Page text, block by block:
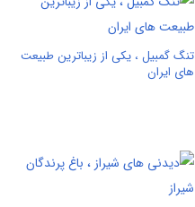
تنگ گمبیل ، یکی از زیباترین طبیعت
های ایران